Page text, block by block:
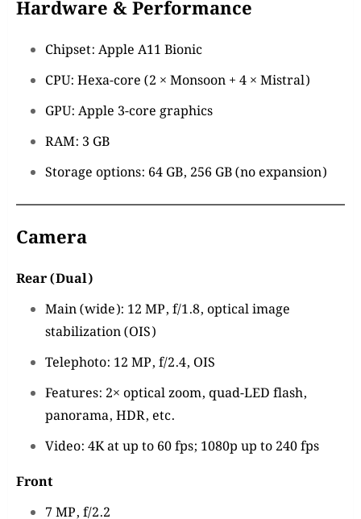
Hardware & Performance
Chipset: Apple A11 Bionic
CPU: Hexa-core (2 × Monsoon + 4 × Mistral)
GPU: Apple 3-core graphics
RAM: 3 GB
Storage options: 64 GB, 256 GB (no expansion)
Camera
Rear (Dual)
Main (wide): 12 MP, f/1.8, optical image
stabilization (OIS)
Telephoto: 12 MP, f/2.4, OIS
Features: 2× optical zoom, quad-LED flash,
panorama, HDR, etc.
Video: 4K at up to 60 fps; 1080p up to 240 fps
Front
7 MP, f/2.2